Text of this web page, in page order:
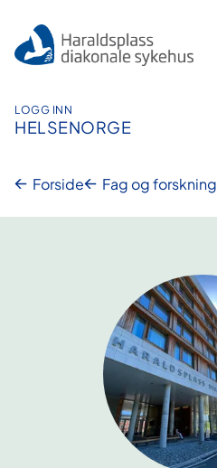
innhold
LOGG INN
HELSENORGE
Forside Fag og forskning